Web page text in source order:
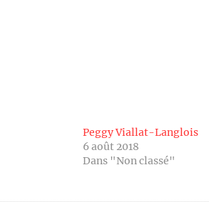
Peggy Viallat-Langlois
6 août 2018
Dans "Non classé"